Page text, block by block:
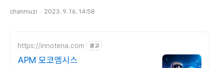
chanmuzi 2023. 9. 16. 14:58
https://innotena.com 광고
APM 모코엠시스